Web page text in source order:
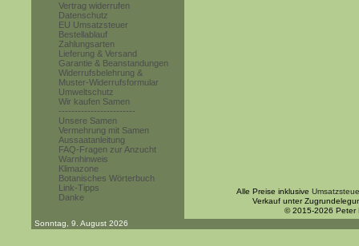
Vertrag widerrufen
Datenschutz
EU Umsatzsteuer
Bestellablauf
Zahlungsarten
Lieferung & Versand
Garantie & Beanstandungen
Widerrufsbelehrung &
Muster-Widerrufsformular
Umweltschutz
Wir kaufen Samen
------------------------
Unsere Samen
Vermehrung mit Samen
Aussaatanleitung
FAQ-Fragen zur Anzucht
Warnhinweis
Klimazone
Botanisches Wörterbuch
Link-Tipps
Danke
Alle Preise inklusive
Verkauf unter
© 2015-2026 Peter
Sonntag, 9. August 2026